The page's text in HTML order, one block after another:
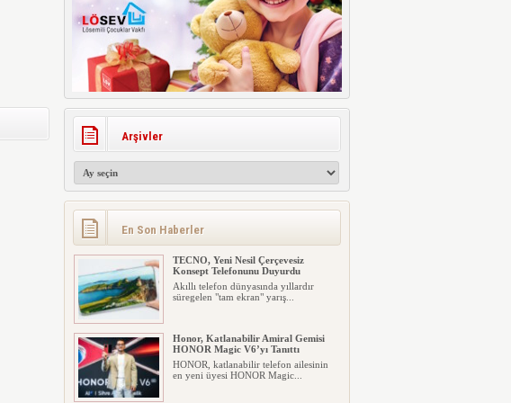
Arşivler
En Son Haberler
TECNO, Yeni Nesil Çerçevesiz
Konsept Telefonunu Duyurdu
Akıllı telefon dünyasında yıllardır
süregelen "tam ekran" yarış...
Honor, Katlanabilir Amiral Gemisi
HONOR Magic V6’yı Tanıttı
HONOR, katlanabilir telefon ailesinin
en yeni üyesi HONOR Magic...